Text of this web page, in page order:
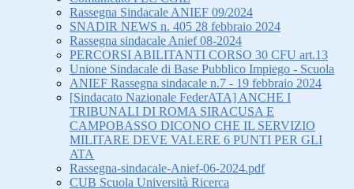
Rassegna Sindacale ANIEF 09/2024
SNADIR NEWS n. 405 28 febbraio 2024
Rassegna sindacale Anief 08-2024
PERCORSI ABILITANTI CORSO 30 CFU art.13
Unione Sindacale di Base Pubblico Impiego - Scuola
ANIEF Rassegna sindacale n.7 - 19 febbraio 2024
[Sindacato Nazionale FederATA] ANCHE I
TRIBUNALI DI ROMA SIRACUSA E
CAMPOBASSO DICONO CHE IL SERVIZIO
MILITARE DEVE VALERE 6 PUNTI PER GLI
ATA
Rassegna-sindacale-Anief-06-2024.pdf
CUB Scuola Università Ricerca